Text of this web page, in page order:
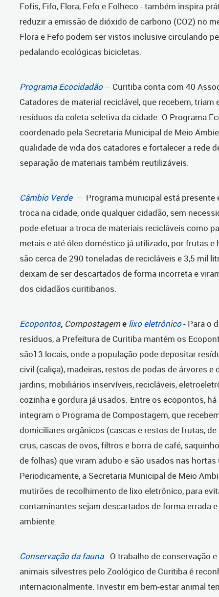
Fofis, Fifo, Flora, Fefo e Folheco - também inspira
reduzir a emissão de dióxido de carbono (CO2) no
Flora e Fefo podem ser vistos inclusive circulando
pedalando ecológicas bicicletas.
Programa Ecocidadão– Curitiba conta com 40
Catadores de material reciclável, que recebem, triam
resíduos da coleta seletiva da cidade. O Programa
coordenado pela Secretaria Municipal de Meio
qualidade de vida dos catadores e fortalecer a rede
separação de materiais também reutilizáveis.
Câmbio Verde– Programa municipal está presente
troca na cidade, onde qualquer cidadão, sem
pode efetuar a troca de materiais recicláveis como
metais e até óleo doméstico já utilizado, por frutas e
são cerca de 290 toneladas de recicláveis e 3,5 mil
deixam de ser descartados de forma incorreta e
dos cidadãos curitibanos.
Ecopontos, Compostageme lixo eletrônico- Para o
resíduos, a Prefeitura de Curitiba mantém os
são13 locais, onde a população pode depositar
civil (caliça), madeiras, restos de podas de árvores e
jardins; mobiliários inservíveis, recicláveis,
cozinha e gordura já usados. Entre os ecopontos,
integram o Programa de Compostagem, que
domiciliares orgânicos (cascas e restos de frutas,
crus, cascas de ovos, filtros e borra de café,
de folhas) que viram adubo e são usados nas
Periodicamente, a Secretaria Municipal de Meio
mutirões de recolhimento de lixo eletrônico, para
contaminantes sejam descartados de forma errada
ambiente.
Conservação da fauna- O trabalho de conservação
animais silvestres pelo Zoológico de Curitiba é
internacionalmente. Investir em bem-estar animal